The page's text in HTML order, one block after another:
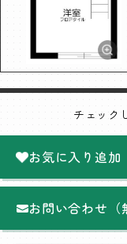
チェック
お気に入り追加
お問い合わせ（